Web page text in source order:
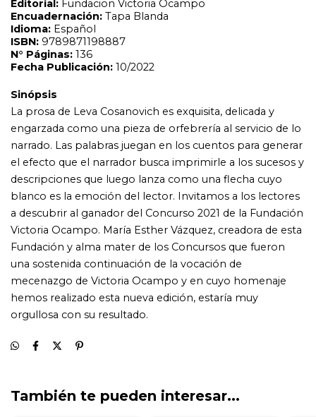
blanco es la emoción del lector. Invitamos a los lectores
a descubrir al ganador del Concurso 2021 de la Fundación
Victoria Ocampo. María Esther Vázquez, creadora de esta
Fundación y alma mater de los Concursos que fueron
una sostenida continuación de la vocación de
hemos realizado esta nueva edición, estaría muy
También te pueden interesar...